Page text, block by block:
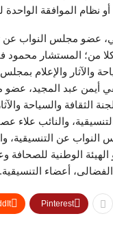
نظام الموافقة الواحدة
عضو مجلس النواب
من؛ المستشار محمود
والآثار والإعلام
أيمن عبد المجيد،
الثقافة والسياحة
والنائب علاء
النواب عن
الهيئة الوطنية
أعضاء التنسيقية.
Pinterest